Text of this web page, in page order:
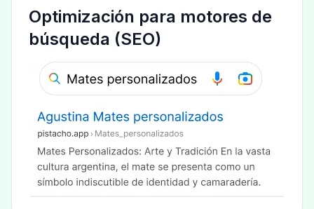
Optimización para motores de
búsqueda (SEO)